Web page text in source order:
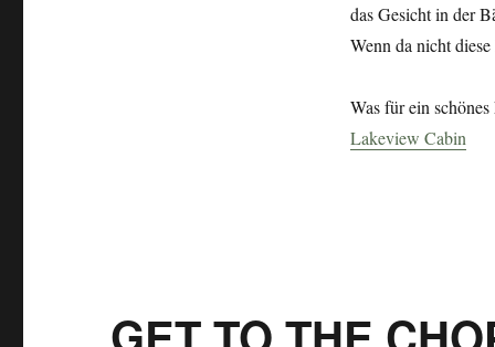
das Gesicht in der
Wenn da nicht
Was für ein
Lakeview Cabin